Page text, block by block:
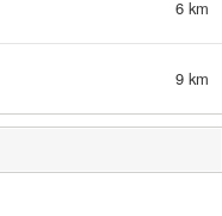
6 km
9 km